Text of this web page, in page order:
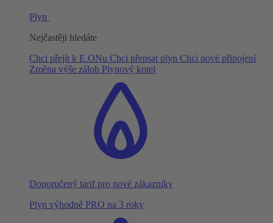
Plyn
Nejčastěji hledáte
Chci přejít k E.ONu Chci přepsat plyn Chci nové připojení
Změna výše záloh Plynový kotel
Doporučený tarif pro nové zákazníky
Plyn výhodně PRO na 3 roky